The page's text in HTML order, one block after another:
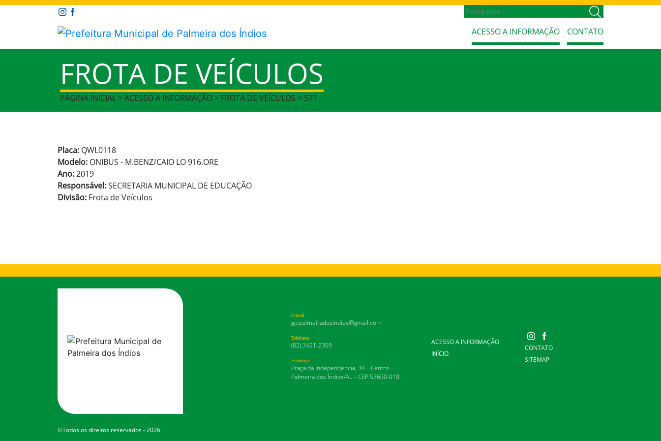
ACESSO A INFORMAÇÃO CONTATO
FROTA DE VEÍCULOS
PÁGINA INICIAL > ACESSO A INFORMAÇÃO > FROTA DE VEÍCULOS > 571
Placa: QWL0118
Modelo: ONIBUS - M.BENZ/CAIO LO 916.ORE
Ano:2019
Responsável:SECRETARIA MUNICIPAL DE EDUCAÇÃO
Divisão: Frota de Veículos
E-mail
gp.palmeiradosindios@gmail.com
Telefones:
(82) 3421-2309
Endereço:
Praça da Independência, 34 – Centro –
Palmeira dos Índios/AL – CEP 57600-010
ACESSO A INFORMAÇÃO
INÍCIO
CONTATO
SITEMAP
©Todos os direitos reservados - 2026